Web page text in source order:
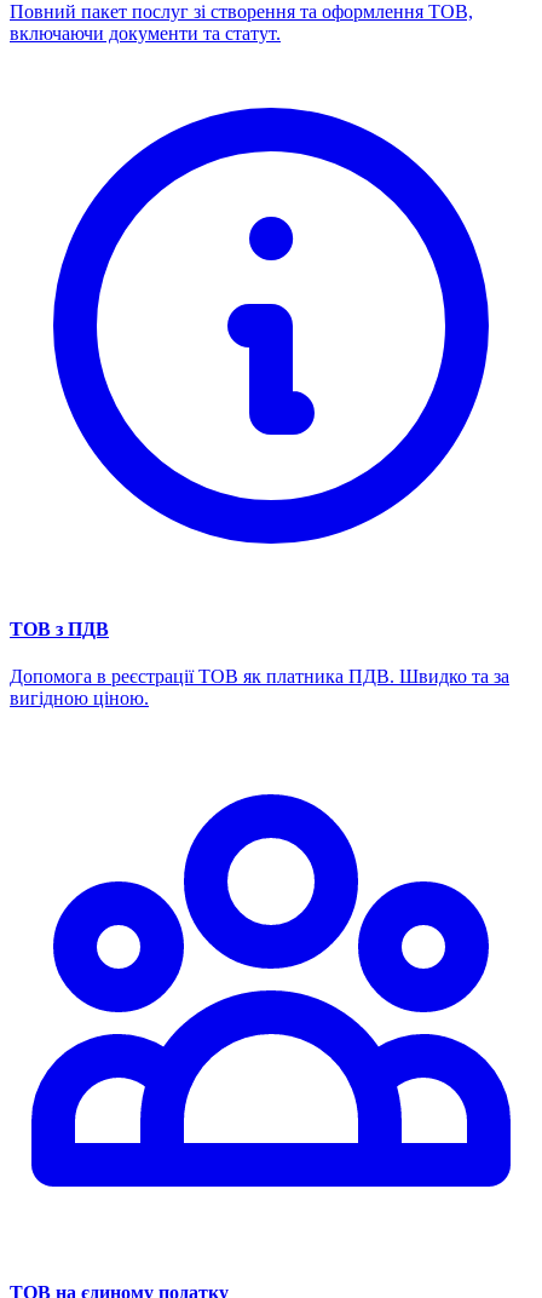
Повний пакет послуг зі створення та оформлення ТОВ,
включаючи документи та статут.
ТОВ з ПДВ
Допомога в реєстрації ТОВ як платника ПДВ. Швидко та за
вигідною ціною.
ТОВ на єдиному податку